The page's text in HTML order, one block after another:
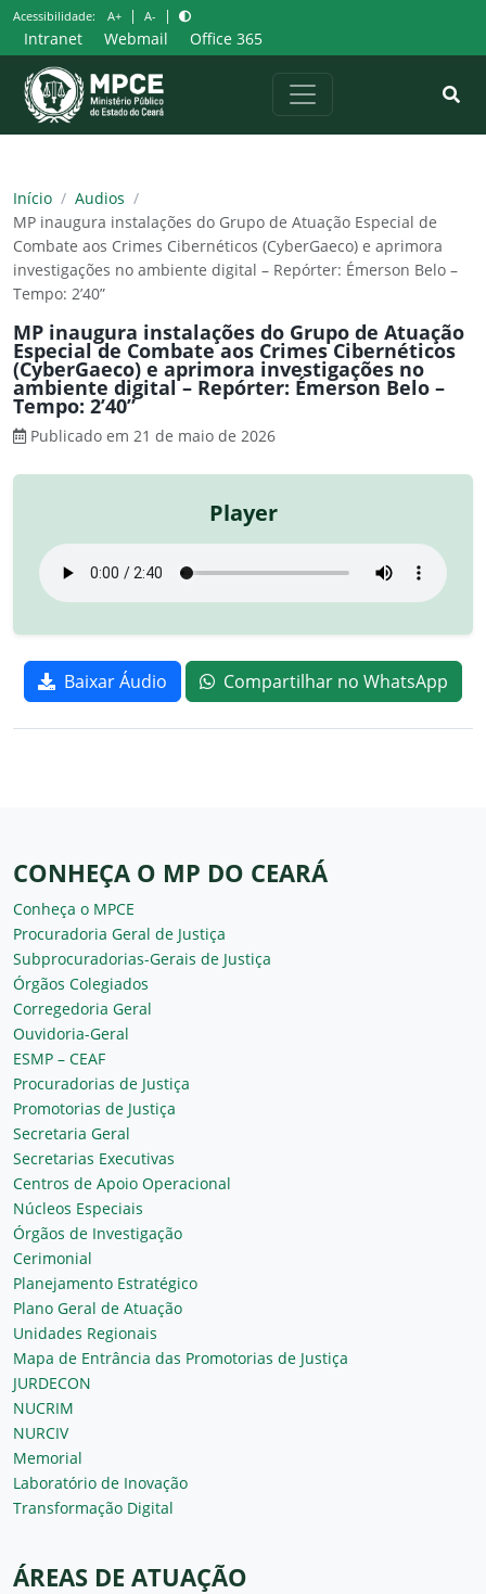
Pular
para
o
conteúdo
Acessibilidade: A+ | A- |
Intranet Webmail Office 365
Início / Audios /
MP inaugura instalações do Grupo de Atuação Especial de
Combate aos Crimes Cibernéticos (CyberGaeco) e aprimora
investigações no ambiente digital – Repórter: Émerson Belo –
Tempo: 2’40”
MP inaugura instalações do Grupo de Atuação
Especial de Combate aos Crimes Cibernéticos
(CyberGaeco) e aprimora investigações no
ambiente digital – Repórter: Émerson Belo –
Tempo: 2’40”
Publicado em 21 de maio de 2026
Player
Baixar Áudio Compartilhar no WhatsApp
CONHEÇA O MP DO CEARÁ
Conheça o MPCE
Procuradoria Geral de Justiça
Subprocuradorias-Gerais de Justiça
Órgãos Colegiados
Corregedoria Geral
Ouvidoria-Geral
ESMP – CEAF
Procuradorias de Justiça
Promotorias de Justiça
Secretaria Geral
Secretarias Executivas
Centros de Apoio Operacional
Núcleos Especiais
Órgãos de Investigação
Cerimonial
Planejamento Estratégico
Plano Geral de Atuação
Unidades Regionais
Mapa de Entrância das Promotorias de Justiça
JURDECON
NUCRIM
NURCIV
Memorial
Laboratório de Inovação
Transformação Digital
ÁREAS DE ATUAÇÃO